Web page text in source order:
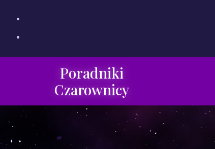
Poradniki
Czarownicy